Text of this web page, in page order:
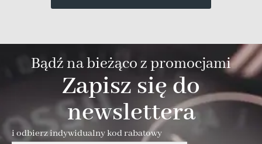
Bądź na bieżąco z promocjami
Zapisz się do
newslettera
i odbierz indywidualny kod rabatowy